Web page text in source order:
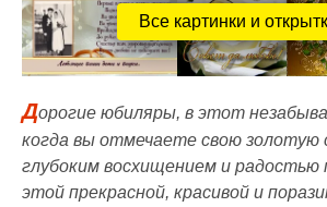
Все картинки и
Дорогие юбиляры, в этот
когда вы отмечаете свою золотую
глубоким восхищением и радостью
этой прекрасной, красивой и